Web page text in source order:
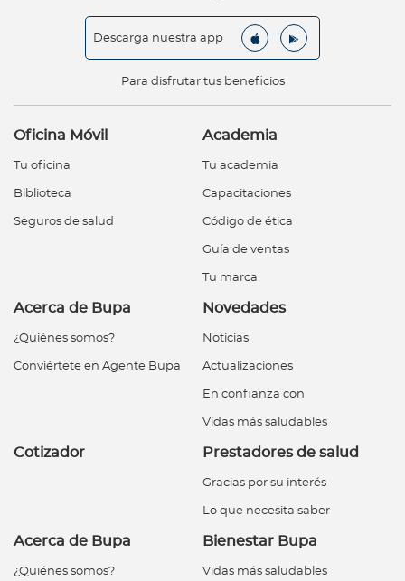
Reembolsos en Chile
extranjero
Red de Salud
Descarga nuestra app
Para disfrutar tus beneficios
Oficina Móvil
Tu oficina
Biblioteca
Seguros de salud
Academia
Tu academia
Capacitaciones
Código de ética
Guía de ventas
Tu marca
Acerca de Bupa
¿Quiénes somos?
Conviértete en Agente Bupa
Novedades
Noticias
Actualizaciones
En confianza con
Vidas más saludables
Cotizador Prestadores de salud
Gracias por su interés
Lo que necesita saber
Acerca de Bupa
¿Quiénes somos?
Bienestar Bupa
Vidas más saludables